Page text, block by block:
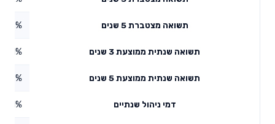
תשואה מצטברת 5 שנים
תשואה שנתית ממוצעת 3 שנים
תשואה שנתית ממוצעת 5 שנים
דמי ניהול שנתיים